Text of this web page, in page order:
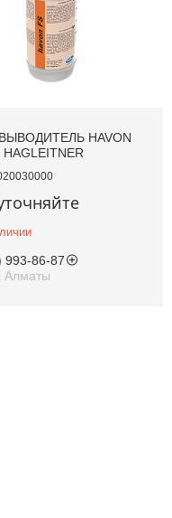
HAVON
HAGLEITNER
993-86-87
Алматы